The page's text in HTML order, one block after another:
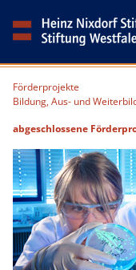
Förderprojekte
Bildung, Aus- und
abgeschlossene